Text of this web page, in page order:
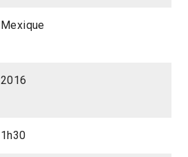
Mexique
2016
1h30